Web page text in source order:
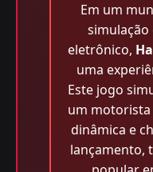
Em um
eletrônico,
uma
Este jogo
um motorista
dinâmica e
lançamento,